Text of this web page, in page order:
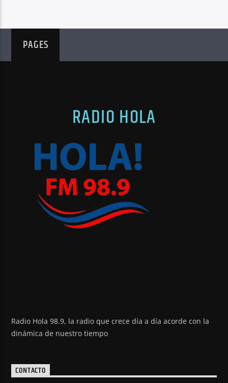
PAGES
RADIO HOLA
Radio Hola 98.9, la radio que crece día a día acorde con la
dinámica de nuestro tiempo
CONTACTO